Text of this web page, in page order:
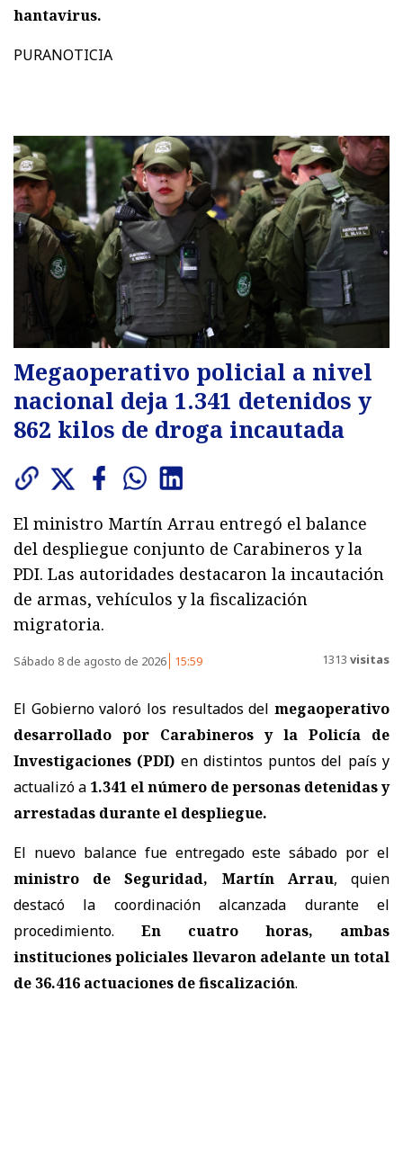
hantavirus.
PURANOTICIA
Megaoperativo policial a nivel
nacional deja 1.341 detenidos y
862 kilos de droga incautada
El ministro Martín Arrau entregó el balance
del despliegue conjunto de Carabineros y la
PDI. Las autoridades destacaron la incautación
de armas, vehículos y la fiscalización
migratoria.
Sábado 8 de agosto de 2026 15:59 1313 visitas
El Gobierno valoró los resultados del megaoperativo
desarrollado por Carabineros y la Policía de
Investigaciones (PDI) en distintos puntos del país y
actualizó a 1.341 el número de personas detenidas y
arrestadas durante el despliegue.
El nuevo balance fue entregado este sábado por el
ministro de Seguridad, Martín Arrau, quien
destacó la coordinación alcanzada durante el
procedimiento. En cuatro horas, ambas
instituciones policiales llevaron adelante un total
de 36.416 actuaciones de fiscalización.